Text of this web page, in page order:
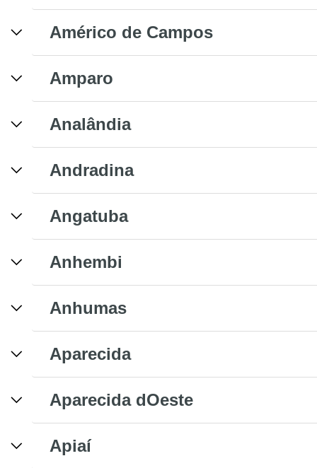
Américo de Campos
Amparo
Analândia
Andradina
Angatuba
Anhembi
Anhumas
Aparecida
Aparecida dOeste
Apiaí